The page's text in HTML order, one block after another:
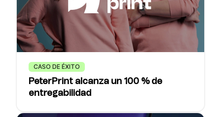
CASO DE ÉXITO
PeterPrint alcanza un 100 % de
entregabilidad